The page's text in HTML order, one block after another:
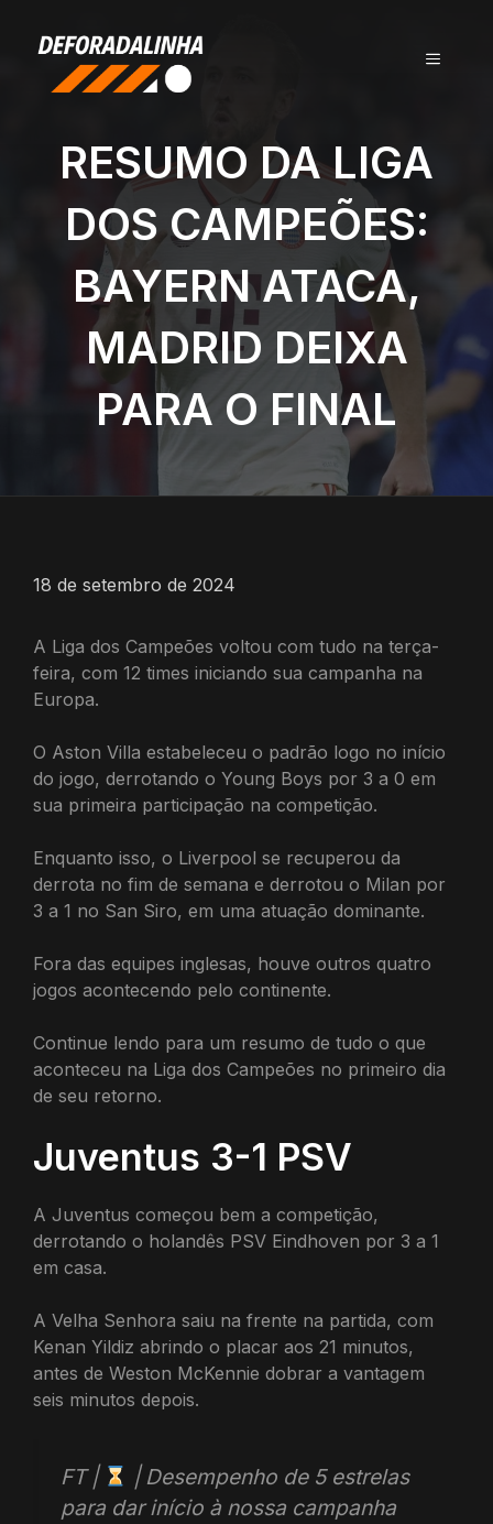
conteúdo
MENU
RESUMO DA LIGA
DOS CAMPEÕES:
BAYERN ATACA,
MADRID DEIXA
PARA O FINAL
18 de setembro de 2024
A Liga dos Campeões voltou com tudo na terça-
feira, com 12 times iniciando sua campanha na
Europa.
O Aston Villa estabeleceu o padrão logo no início
do jogo, derrotando o Young Boys por 3 a 0 em
sua primeira participação na competição.
Enquanto isso, o Liverpool se recuperou da
derrota no fim de semana e derrotou o Milan por
3 a 1 no San Siro, em uma atuação dominante.
Fora das equipes inglesas, houve outros quatro
jogos acontecendo pelo continente.
Continue lendo para um resumo de tudo o que
aconteceu na Liga dos Campeões no primeiro dia
de seu retorno.
Juventus 3-1 PSV
A Juventus começou bem a competição,
derrotando o holandês PSV Eindhoven por 3 a 1
em casa.
A Velha Senhora saiu na frente na partida, com
Kenan Yildiz abrindo o placar aos 21 minutos,
antes de Weston McKennie dobrar a vantagem
seis minutos depois.
FT |
| Desempenho de 5 estrelas
para dar início à nossa campanha